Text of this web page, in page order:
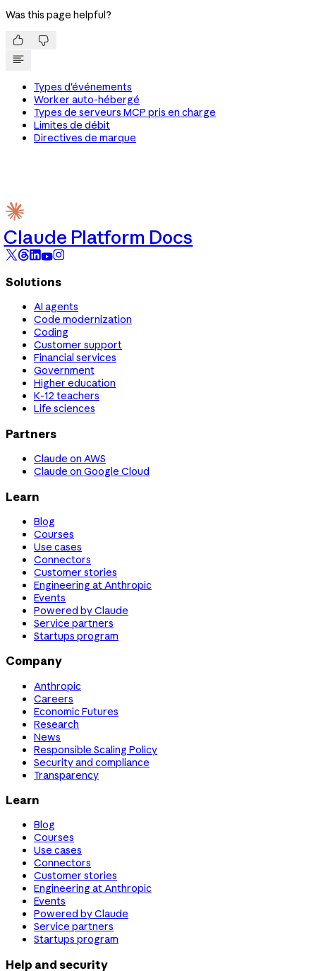
Was this page helpful?
 
Types d'événements
Worker auto-hébergé
Types de serveurs MCP pris en charge
Limites de débit
Directives de marque
Claude Platform Docs
Solutions
AI agents
Code modernization
Coding
Customer support
Financial services
Government
Higher education
K-12 teachers
Life sciences
Partners
Claude on AWS
Claude on Google Cloud
Learn
Blog
Courses
Use cases
Connectors
Customer stories
Engineering at Anthropic
Events
Powered by Claude
Service partners
Startups program
Company
Anthropic
Careers
Economic Futures
Research
News
Responsible Scaling Policy
Security and compliance
Transparency
Learn
Blog
Courses
Use cases
Connectors
Customer stories
Engineering at Anthropic
Events
Powered by Claude
Service partners
Startups program
Help and security